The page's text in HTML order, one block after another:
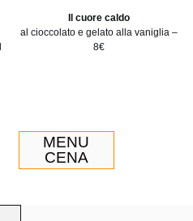
Il cuore caldo
al cioccolato e gelato alla vaniglia –
8€
MENU
CENA